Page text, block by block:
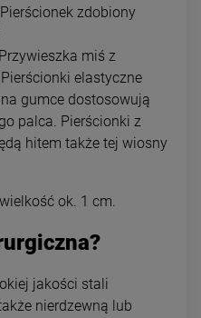
zdobiony
miś z
elastyczne
gumce dostosowują
palca. Pierścionki z
hitem także tej wiosny
ok. 1 cm.
jakości stali
nierdzewną lub